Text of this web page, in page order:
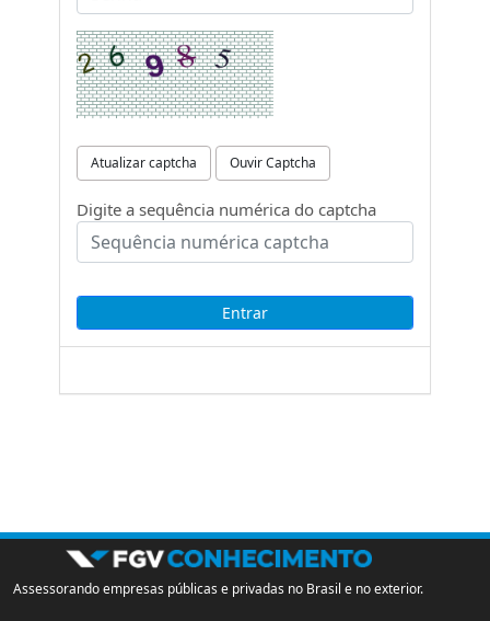
Atualizar captcha Ouvir Captcha
Digite a sequência numérica do captcha
Assessorando empresas públicas e privadas no Brasil e no exterior.